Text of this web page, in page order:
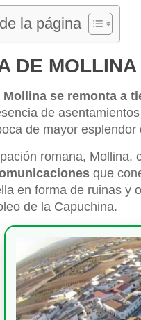
la página
DE MOLLINA
Mollina se remonta a
de
de mayor
romana, Mollina,
que
en forma de ruinas y
de la Capuchina.